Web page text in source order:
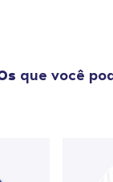
que você